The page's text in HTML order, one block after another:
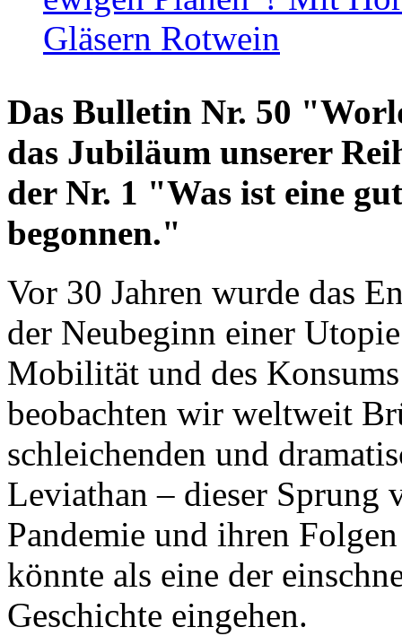
Gläsern Rotwein
Das Bulletin Nr. 50
das Jubiläum unserer
der Nr. 1 "Was ist eine
begonnen."
Vor 30 Jahren wurde das
der Neubeginn einer
Mobilität und des
beobachten wir weltweit
schleichenden und
Leviathan – dieser Sprung
Pandemie und ihren
könnte als eine der
Geschichte eingehen.